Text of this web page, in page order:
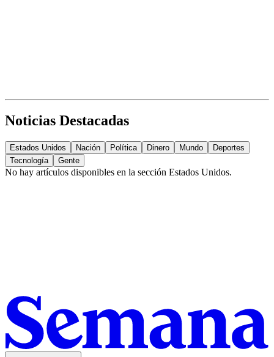
Noticias Destacadas
Estados Unidos Nación Política Dinero Mundo
Deportes
Tecnología
Gente
No hay artículos disponibles en la sección Estados Unidos.